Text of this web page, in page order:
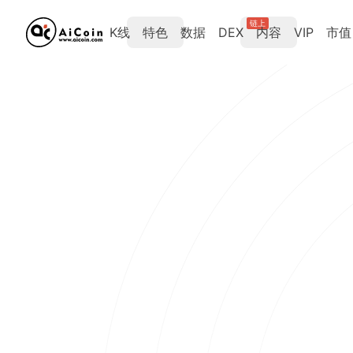
K线 特色 数据 DEX
链上
内容 VIP 市值